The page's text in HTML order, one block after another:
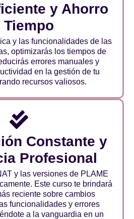
y Ahorro
Tiempo
y las funcionalidades de las
optimizarás los tiempos de
errores manuales y
en la gestión de tu
recursos valiosos.
Constante y
Profesional
y las versiones de PLAME
Este curso te brindará
reciente sobre cambios
funcionalidades y errores
a la vanguardia en un